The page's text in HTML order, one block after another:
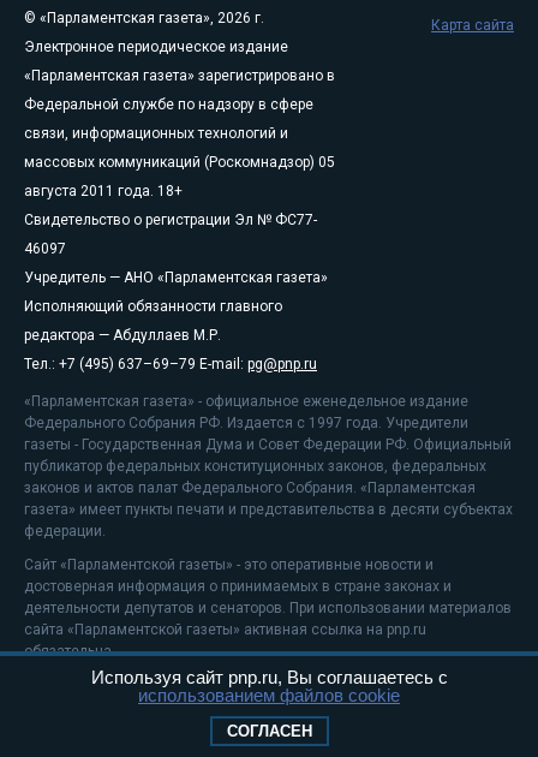
© «Парламентская газета», 2026 г.
Электронное периодическое издание
«Парламентская газета» зарегистрировано в
Федеральной службе по надзору в сфере
связи, информационных технологий и
массовых коммуникаций (Роскомнадзор) 05
августа 2011 года. 18+
Свидетельство о регистрации Эл № ФС77-
46097
Учредитель — АНО «Парламентская газета»
Исполняющий обязанности главного
редактора — Абдуллаев М.Р.
Тел.: +7 (495) 637–69–79 E-mail: pg@pnp.ru
«Парламентская газета» - официальное еженедельное издание
Федерального Собрания РФ. Издается с 1997 года. Учредители
газеты - Государственная Дума и Совет Федерации РФ. Официальный
публикатор федеральных конституционных законов, федеральных
законов и актов палат Федерального Собрания. «Парламентская
газета» имеет пункты печати и представительства в десяти субъектах
федерации.
Сайт «Парламентской газеты» - это оперативные новости и
достоверная информация о принимаемых в стране законах и
деятельности депутатов и сенаторов. При использовании материалов
сайта «Парламентской газеты» активная ссылка на pnp.ru
обязательна.
На информационном ресурсе применяютсярекомендательные
Положение о защите персональных данных
Карта сайта
Используя сайт pnp.ru, Вы соглашаетесь с
использованием файлов cookie
СОГЛАСЕН